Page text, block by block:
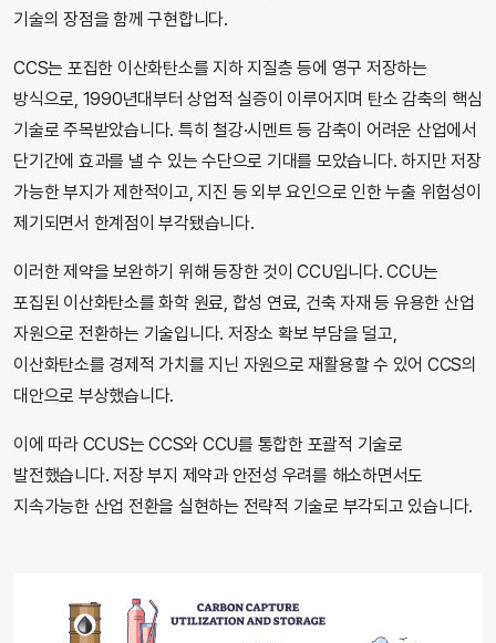
기술의 장점을 함께 구현합니다.
CCS는 포집한 이산화탄소를 지하 지질층 등에 영구 저장하는
방식으로, 1990년대부터 상업적 실증이 이루어지며 탄소 감축의 핵심
기술로 주목받았습니다. 특히 철강·시멘트 등 감축이 어려운 산업에서
단기간에 효과를 낼 수 있는 수단으로 기대를 모았습니다. 하지만 저장
가능한 부지가 제한적이고, 지진 등 외부 요인으로 인한 누출 위험성이
제기되면서 한계점이 부각됐습니다.
이러한 제약을 보완하기 위해 등장한 것이 CCU입니다. CCU는
포집된 이산화탄소를 화학 원료, 합성 연료, 건축 자재 등 유용한 산업
자원으로 전환하는 기술입니다. 저장소 확보 부담을 덜고,
이산화탄소를 경제적 가치를 지닌 자원으로 재활용할 수 있어 CCS의
대안으로 부상했습니다.
이에 따라 CCUS는 CCS와 CCU를 통합한 포괄적 기술로
발전했습니다. 저장 부지 제약과 안전성 우려를 해소하면서도
지속가능한 산업 전환을 실현하는 전략적 기술로 부각되고 있습니다.